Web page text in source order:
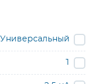
Универсальный